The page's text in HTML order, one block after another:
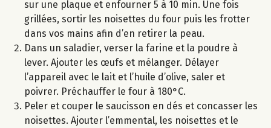
sur une plaque et enfourner 5 à 10 min. Une fois
grillées, sortir les noisettes du four puis les frotter
dans vos mains afin d’en retirer la peau.
Dans un saladier, verser la farine et la poudre à
lever. Ajouter les œufs et mélanger. Délayer
l’appareil avec le lait et l’huile d’olive, saler et
poivrer. Préchauffer le four à 180°C.
Peler et couper le saucisson en dés et concasser les
noisettes. Ajouter l’emmental, les noisettes et le